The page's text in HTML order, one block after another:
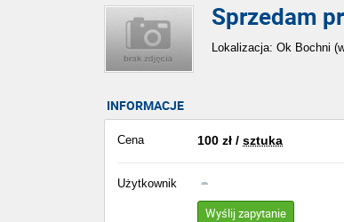
Sprzedam
Lokalizacja: Ok Bochni
INFORMACJE
Cena 100 zł / sztuka
Użytkownik
Wyślij zapytanie